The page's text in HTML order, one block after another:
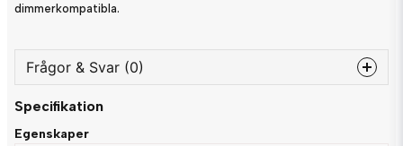
dimmerkompatibla.
Frågor & Svar (0)
question
Specifikation
Egenskaper